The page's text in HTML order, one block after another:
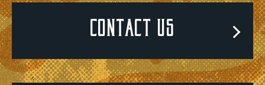
CONTACT US